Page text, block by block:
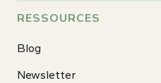
RESSOURCES
Blog
Newsletter